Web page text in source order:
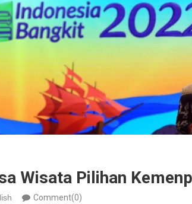
Wisata Pilihan
Comment(0)